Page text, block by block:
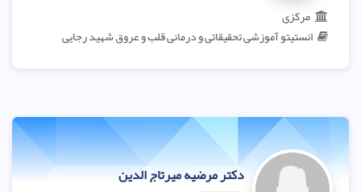
مرکزی
انستیتو آموزشی تحقیقاتی و درمانی قلب و عروق شهید رجایی
دکتر مرضیه میرتاج الدین